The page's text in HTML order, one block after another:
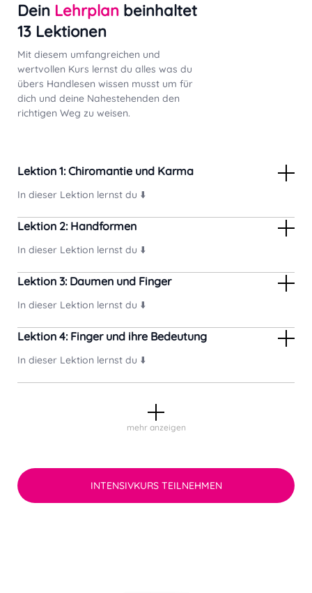
Dein Lehrplan beinhaltet
13 Lektionen
Mit diesem umfangreichen und
wertvollen Kurs lernst du alles was du
übers Handlesen wissen musst um für
dich und deine Nahestehenden den
richtigen Weg zu weisen.
Lektion 1: Chiromantie und Karma
In dieser Lektion lernst du ⬇️
Lektion 2: Handformen
In dieser Lektion lernst du ⬇️
Lektion 3: Daumen und Finger
In dieser Lektion lernst du ⬇️
Lektion 4: Finger und ihre Bedeutung
In dieser Lektion lernst du ⬇️
mehr anzeigen
INTENSIVKURS TEILNEHMEN